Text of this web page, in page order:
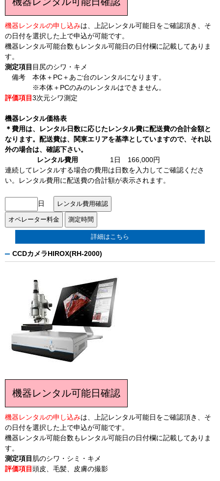
機器レンタルの申し込みは、上記レンタル可能日をご確認頂き、そ
の日付を選択した上で申込が可能です。
機器レンタル可能台数もレンタル可能日の日付欄に記載してありま
す。
測定項目 目尻のシワ・キメ
備考
本体＋PC＋あご台のレンタルになります。
※本体＋PCのみのレンタルはできません。
評価項目3次元シワ測定
機器レンタル価格表
＊費用は、レンタル日数に応じたレンタル費に配送費の合計金額と
なります。配送費は、関東エリアを基準としていますので、それ以
外の場合は、確認下さい。
レンタル費用
1日 166,000円
連続してレンタルする場合の費用は日数を入力してご確認くださ
い。レンタル費用に配送費の合計額が表示されます。
日
詳細はこちら
CCDカメラHIROX(RH-2000)
機器レンタル可能日確認
機器レンタルの申し込みは、上記レンタル可能日をご確認頂き、そ
の日付を選択した上で申込が可能です。
機器レンタル可能台数もレンタル可能日の日付欄に記載してありま
す。
測定項目 肌のシワ・シミ・キメ
評価項目頭皮、毛髪、皮膚の撮影